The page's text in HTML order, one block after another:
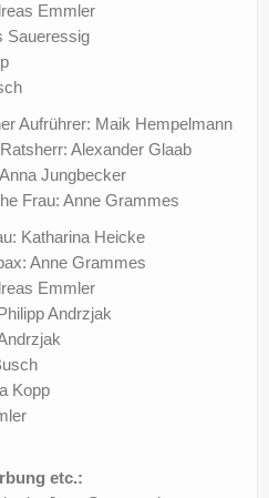
Emmler
Saueressig
Aufrührer: Maik Hempelmann
Alexander Glaab
Jungbecker
Frau: Anne Grammes
Katharina Heicke
Anne Grammes
Emmler
Andrzjak
Kopp
etc.: